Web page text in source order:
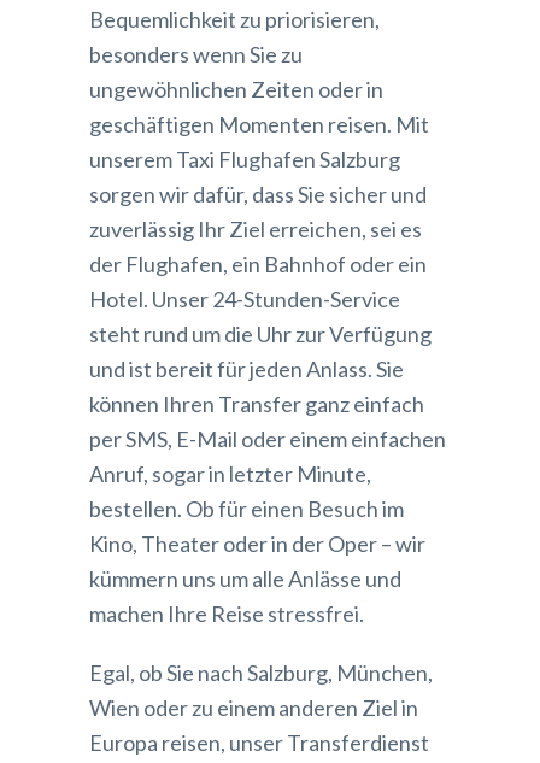
Bequemlichkeit zu priorisieren,
besonders wenn Sie zu
ungewöhnlichen Zeiten oder in
geschäftigen Momenten reisen. Mit
unserem Taxi Flughafen Salzburg
sorgen wir dafür, dass Sie sicher und
zuverlässig Ihr Ziel erreichen, sei es
der Flughafen, ein Bahnhof oder ein
Hotel. Unser 24-Stunden-Service
steht rund um die Uhr zur Verfügung
und ist bereit für jeden Anlass. Sie
können Ihren Transfer ganz einfach
per SMS, E-Mail oder einem einfachen
Anruf, sogar in letzter Minute,
bestellen. Ob für einen Besuch im
Kino, Theater oder in der Oper – wir
kümmern uns um alle Anlässe und
machen Ihre Reise stressfrei.
Egal, ob Sie nach Salzburg, München,
Wien oder zu einem anderen Ziel in
Europa reisen, unser Transferdienst